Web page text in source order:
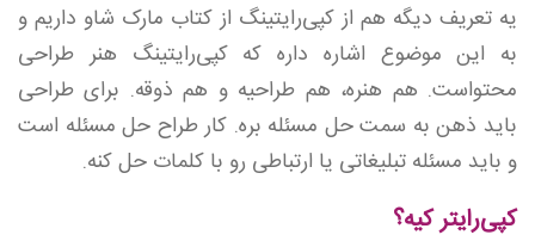
یه تعریف دیگه هم از کپی‌رایتینگ از کتاب مارک شاو داریم و
به این موضوع اشاره داره که کپی‌رایتینگ هنر طراحی
محتواست. هم هنره، هم طراحیه و هم ذوقه. برای طراحی
باید ذهن به‌ سمت حل مسئله بره. کار طراح حل مسئله است
و باید مسئله تبلیغاتی یا ارتباطی رو با کلمات حل کنه.
کپی‌رایتر کیه؟